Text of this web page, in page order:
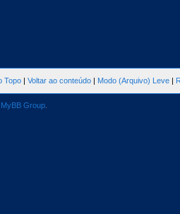
Topo | Voltar ao conteúdo | Modo (Arquivo) Leve |
MyBB Group